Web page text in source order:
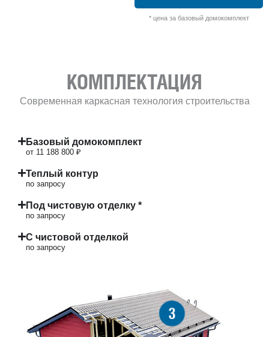
* цена за базовый домокомплект
КОМПЛЕКТАЦИЯ
Современная каркасная технология строительства
Базовый домокомплект
от 11 188 800 ₽
Теплый контур
по запросу
Под чистовую отделку *
по запросу
С чистовой отделкой
по запросу
3